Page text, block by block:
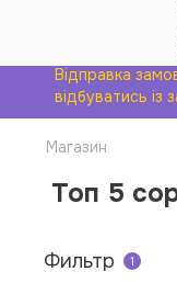
Відправка
відбуватись із
Магазин
Топ 5
Фильтр 1